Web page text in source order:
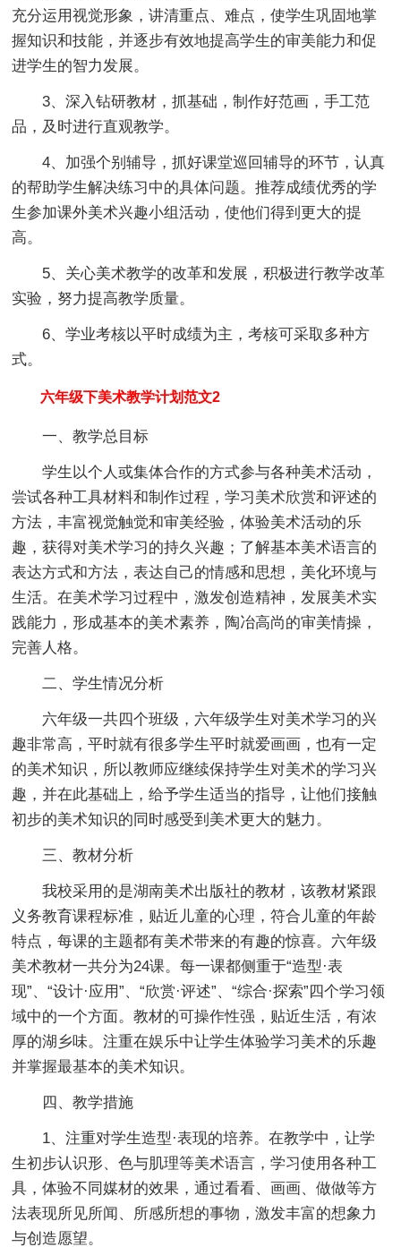
充分运用视觉形象，讲清重点、难点，使学生巩固地掌
握知识和技能，并逐步有效地提高学生的审美能力和促
进学生的智力发展。
3、深入钻研教材，抓基础，制作好范画，手工范
品，及时进行直观教学。
4、加强个别辅导，抓好课堂巡回辅导的环节，认真
的帮助学生解决练习中的具体问题。推荐成绩优秀的学
生参加课外美术兴趣小组活动，使他们得到更大的提
高。
5、关心美术教学的改革和发展，积极进行教学改革
实验，努力提高教学质量。
6、学业考核以平时成绩为主，考核可采取多种方
式。
六年级下美术教学计划范文2
一、教学总目标
学生以个人或集体合作的方式参与各种美术活动，
尝试各种工具材料和制作过程，学习美术欣赏和评述的
方法，丰富视觉触觉和审美经验，体验美术活动的乐
趣，获得对美术学习的持久兴趣；了解基本美术语言的
表达方式和方法，表达自己的情感和思想，美化环境与
生活。在美术学习过程中，激发创造精神，发展美术实
践能力，形成基本的美术素养，陶冶高尚的审美情操，
完善人格。
二、学生情况分析
六年级一共四个班级，六年级学生对美术学习的兴
趣非常高，平时就有很多学生平时就爱画画，也有一定
的美术知识，所以教师应继续保持学生对美术的学习兴
趣，并在此基础上，给予学生适当的指导，让他们接触
初步的美术知识的同时感受到美术更大的魅力。
三、教材分析
我校采用的是湖南美术出版社的教材，该教材紧跟
义务教育课程标准，贴近儿童的心理，符合儿童的年龄
特点，每课的主题都有美术带来的有趣的惊喜。六年级
美术教材一共分为24课。每一课都侧重于“造型·表
现”、“设计·应用”、“欣赏·评述”、“综合·探索”四个学习领
域中的一个方面。教材的可操作性强，贴近生活，有浓
厚的湖乡味。注重在娱乐中让学生体验学习美术的乐趣
并掌握最基本的美术知识。
四、教学措施
1、注重对学生造型·表现的培养。在教学中，让学
生初步认识形、色与肌理等美术语言，学习使用各种工
具，体验不同媒材的效果，通过看看、画画、做做等方
法表现所见所闻、所感所想的事物，激发丰富的想象力
与创造愿望。